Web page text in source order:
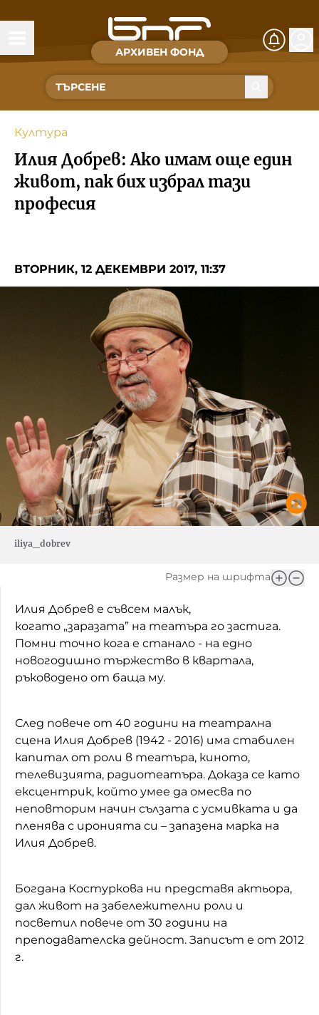
АРХИВЕН ФОНД
Времена и хора
Култура
Музика
Спорт
За Нас
БНР Новини
Детското.БНР
Култура
Илия Добрев: Ако имам още един
живот, пак бих избрал тази
професия
ВТОРНИК, 12 ДЕКЕМВРИ 2017, 11:37
iliya_dobrev
Размер на шрифта
Илия Добрев е съвсем малък,
когато „заразата” на театъра го застига.
Помни точно кога е станало - на едно
новогодишно тържество в квартала,
ръководено от баща му.
След повече от 40 години на театрална
сцена Илия Добрев (1942 - 2016) има стабилен
капитал от роли в театъра, киното,
телевизията, радиотеатъра. Доказа се като
ексцентрик, който умее да омесва по
неповторим начин сълзата с усмивката и да
пленява с иронията си – запазена марка на
Илия Добрев.
Богдана Костуркова ни представя актьора,
дал живот на забележителни роли и
посветил повече от 30 години на
преподавателска дейност. Записът е от 2012
г.